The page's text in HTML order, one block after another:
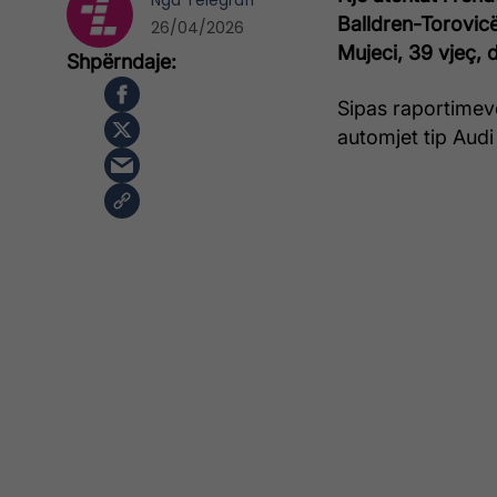
Balldren-
Mujeci, 39 vjeç,
Sipas
automjet tip
26/04/2026